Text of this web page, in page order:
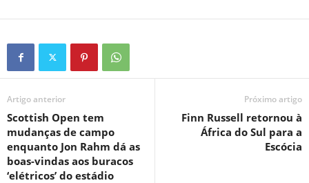
Artigo anterior
Scottish Open tem
mudanças de campo
enquanto Jon Rahm dá as
boas-vindas aos buracos
‘elétricos’ do estádio
Próximo artigo
Finn Russell retornou à
África do Sul para a
Escócia